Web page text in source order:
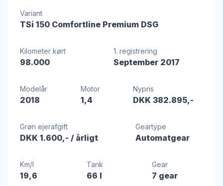
Variant
TSi 150 Comfortline Premium DSG
Kilometer kørt
98.000
1. registrering
September 2017
Modelår
2018
Motor
1,4
Nypris
DKK 382.895,-
Grøn ejerafgift
DKK 1.600,- / årligt
Geartype
Automatgear
Km/l
19,6
Tank
66 l
Gear
7 gear